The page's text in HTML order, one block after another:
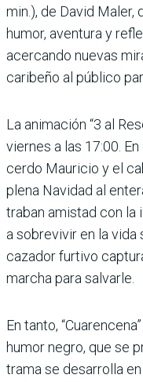
min.), de David
humor, aventura y
acercando nuevas
caribeño al público
La animación “3 al
viernes a las 17:00.
cerdo Mauricio y el
plena Navidad al
traban amistad con la
a sobrevivir en la vida
cazador furtivo
marcha para salvarle.
En tanto,
humor negro, que se
trama se desarrolla